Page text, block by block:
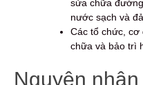
sửa chữa
nước sạch và
Các tổ chức, cơ
chữa và bảo trì
Nguyên